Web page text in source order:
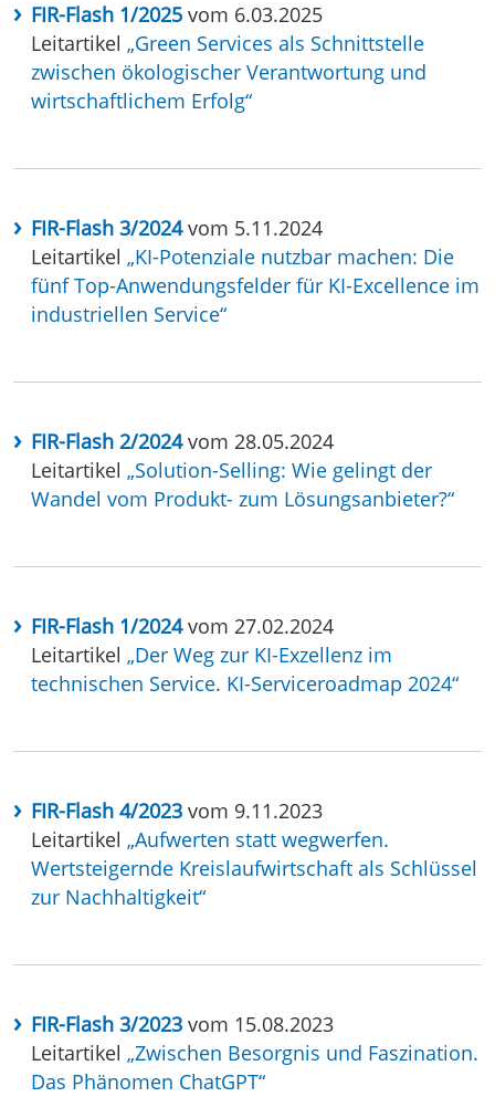
FIR-Flash 1/2025 vom 6.03.2025
Leitartikel „Green Services als Schnittstelle
zwischen ökologischer Verantwortung und
wirtschaftlichem Erfolg“
FIR-Flash 3/2024vom 5.11.2024
Leitartikel „KI-Potenziale nutzbar machen: Die
fünf Top-Anwendungsfelder für KI-Excellence im
industriellen Service“
FIR-Flash 2/2024vom 28.05.2024
Leitartikel „Solution-Selling: Wie gelingt der
Wandel vom Produkt- zum Lösungsanbieter?“
FIR-Flash 1/2024vom 27.02.2024
Leitartikel „Der Weg zur KI-Exzellenz im
technischen Service. KI-Serviceroadmap 2024“
FIR-Flash 4/2023 vom 9.11.2023
Leitartikel „Aufwerten statt wegwerfen.
Wertsteigernde Kreislaufwirtschaft als Schlüssel
zur Nachhaltigkeit“
FIR-Flash 3/2023 vom 15.08.2023
Leitartikel „Zwischen Besorgnis und Faszination.
Das Phänomen ChatGPT“